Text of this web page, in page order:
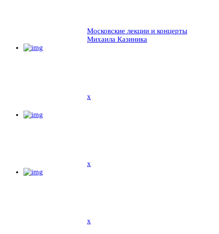
Московские лекции и концерты
Михаила Казиника
x
x
x